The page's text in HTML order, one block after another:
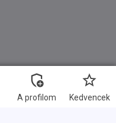
A profilom Kedvencek